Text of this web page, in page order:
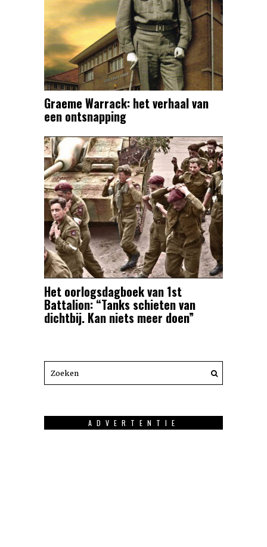
Graeme Warrack: het verhaal van
een ontsnapping
Het oorlogsdagboek van 1st
Battalion: “Tanks schieten van
dichtbij. Kan niets meer doen”
ADVERTENTIE